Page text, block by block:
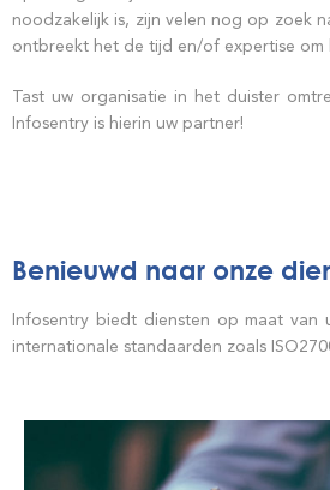
noodzakelijk is, zijn velen nog op zoek
ontbreekt het de tijd en/of expertise om
Tast uw organisatie in het duister
Infosentry is hierin uw partner!
Benieuwd naar onze
Infosentry biedt diensten op maat van
internationale standaarden zoals